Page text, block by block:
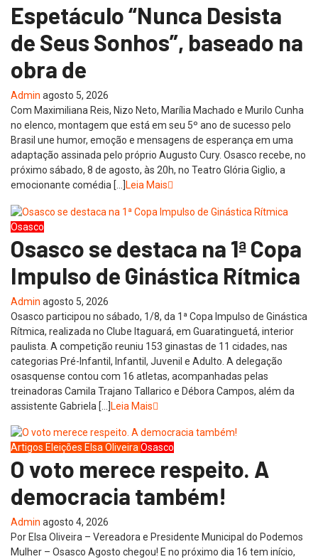
Espetáculo “Nunca Desista
de Seus Sonhos”, baseado na
obra de
Admin agosto 5, 2026
Com Maximiliana Reis, Nizo Neto, Marília Machado e Murilo Cunha
no elenco, montagem que está em seu 5º ano de sucesso pelo
Brasil une humor, emoção e mensagens de esperança em uma
adaptação assinada pelo próprio Augusto Cury. Osasco recebe, no
próximo sábado, 8 de agosto, às 20h, no Teatro Glória Giglio, a
emocionante comédia […]
Leia Mais
Osasco
Osasco se destaca na 1ª Copa
Impulso de Ginástica Rítmica
Admin agosto 5, 2026
Osasco participou no sábado, 1/8, da 1ª Copa Impulso de Ginástica
Rítmica, realizada no Clube Itaguará, em Guaratinguetá, interior
paulista. A competição reuniu 153 ginastas de 11 cidades, nas
categorias Pré-Infantil, Infantil, Juvenil e Adulto. A delegação
osasquense contou com 16 atletas, acompanhadas pelas
treinadoras Camila Trajano Tallarico e Débora Campos, além da
assistente Gabriela […]Leia Mais
Artigos Eleições Elsa OliveiraOsasco
O voto merece respeito. A
democracia também!
Admin agosto 4, 2026
Por Elsa Oliveira – Vereadora e Presidente Municipal do Podemos
Mulher – Osasco Agosto chegou! E no próximo dia 16 tem início,